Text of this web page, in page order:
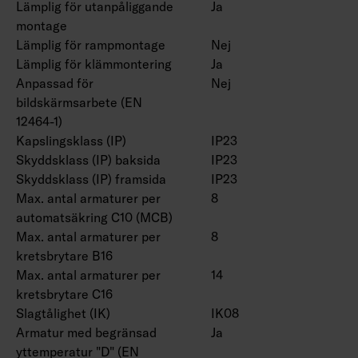
Färgtemperatur 4000 K. CRI > 80 / Ra > 80.
IP23.
IK08.
On/off, Dali-2 med tryckknappsdimring (230V)
och Casambi-styrning.
Maximalt antal led driftdon som ska anslutas
till en tryckknapp är 50.
Omgivningstemperatur -20 … 25 °C, lämplig för
inomhusbruk.
Livslängd L70 > 100 000 h (Ta25°C).
Livslängd L80 100 000 h (Ta25°C).
DAS = Dubbel asymmetrisk, ACMP = Akryl
microprisma, PCO = Polykarbonat opal
Dubbelparaboliskt bländskydd 4338576 (1250
mm) och 4338577 (1550 mm), bollskydd
(4338574 (1250 mm) och 4338575 (1550 mm)
och universalfäste 4310530 finns som tillbehör.
Lämplig för utanpåliggande
montage
Ja
Lämplig för rampmontage
Nej
Lämplig för klämmontering
Ja
Anpassad för
bildskärmsarbete (EN
12464-1)
Nej
Kapslingsklass (IP)
IP23
Skyddsklass (IP) baksida
IP23
Skyddsklass (IP) framsida
IP23
Max. antal armaturer per
automatsäkring C10 (MCB)
8
Max. antal armaturer per
kretsbrytare B16
8
Max. antal armaturer per
kretsbrytare C16
14
Slagtålighet (IK)
IK08
Armatur med begränsad
yttemperatur "D" (EN
Ja